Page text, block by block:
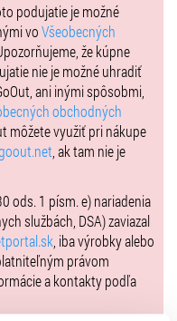
podujatie je možné
voVšeobecných
že kúpne
nie je možné uhradiť
ani inými spôsobmi,
obchodných
môžete využiť pri nákupe
, ak tam nie je
ods. 1 písm. e) nariadenia
službách, DSA) zaviazal
, iba výrobky alebo
právom
a kontakty podľa